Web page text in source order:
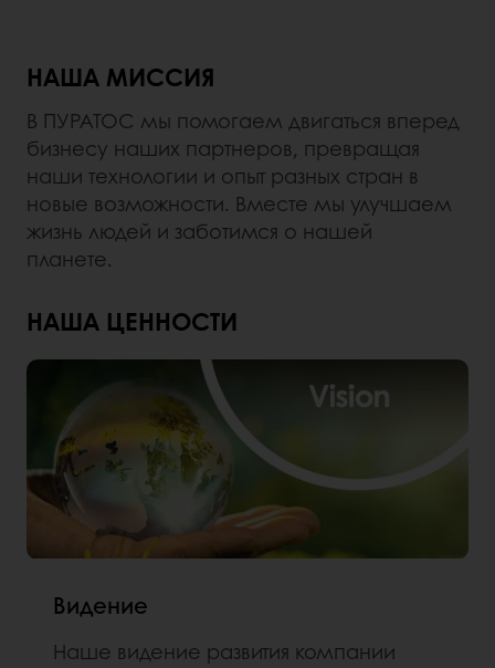
НАША МИССИЯ
В ПУРАТОС мы помогаем двигаться вперед
бизнесу наших партнеров, превращая
наши технологии и опыт разных стран в
новые возможности. Вместе мы улучшаем
жизнь людей и заботимся о нашей
планете.
НАША ЦЕННОСТИ
Видение
Наше видение развития компании